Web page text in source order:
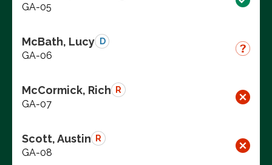
GA-05
McBath, Lucy D
GA-06
McCormick, Rich R
GA-07
Scott, Austin R
GA-08